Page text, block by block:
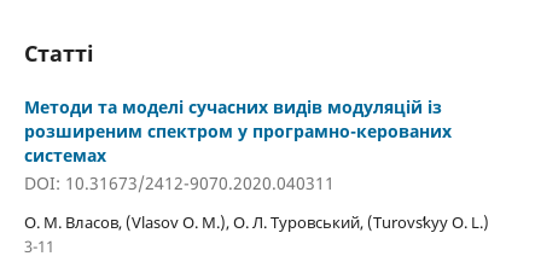
Статті
Методи та моделі сучасних видів модуляцій із
розширеним спектром у програмно-­керованих
системах
DOI: 10.31673/2412-9070.2020.040311
О. М. Власов, (Vlasov O. M.), О. Л. Туровський, (Turovsʹkyy O. L.)
3-11